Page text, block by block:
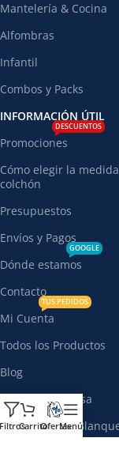
Mantelería & Cocina
Alfombras
Infantil
Combos y Packs
INFORMACIÓN ÚTIL
Promociones
DESCUENTOS
Cómo elegir la
colchón
Presupuestos
Envíos y Pagos
Dónde estamos
GOOGLE
Contacto
Mi Cuenta
TUS PEDIDOS
Todos los Productos
Blog
Nuestra Empresa
Super Ofertas
CarritoOfertasMenú